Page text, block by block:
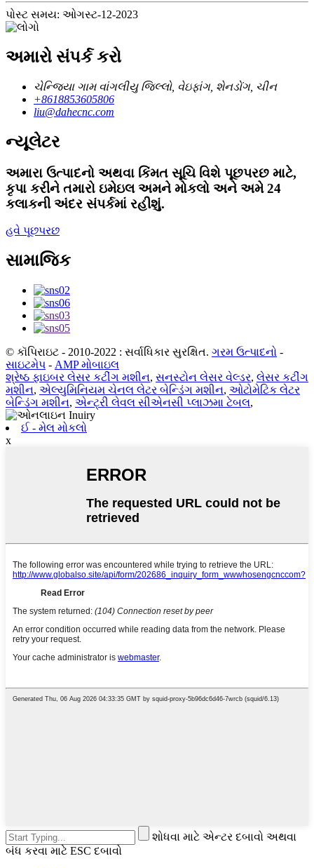
પોસ્ટ સમય: ઓગસ્ટ-12-2023
અમારો સંપર્ક કરો
ચેન્જિયા ગામ વાંગલીયુ જિલ્લો, વેઇફાંગ, શેનડોંગ, ચીન
+8618853605806
liu@dahecnc.com
ન્યૂલેટર
અમારા ઉત્પાદનો અથવા કિંમત સૂચિ વિશે પૂછપરછ માટે,
કૃપા કરીને તમારો ઇમેઇલ અમને મોકલો અને અમે 24
કલાકની અંદર સંપર્કમાં રહીશું.
હવે પૂછપરછ
સામાજિક
© કૉપિરાઇટ - 2010-2022 : સર્વાધિકાર સુરક્ષિત. ગરમ ઉત્પાદનો -
સાઇટમેપ - AMP મોબાઇલ
શ્રેષ્ઠ ફાઇબર લેસર કટીંગ મશીન, સનસ્ટોન લેસર વેલ્ડર, લેસર કટીંગ
મશીન, એલ્યુમિનિયમ ચેનલ લેટર બેન્ડિંગ મશીન, ઓટોમેટિક લેટર
બેન્ડિંગ મશીન, એન્ટ્રી લેવલ સીએનસી પ્લાઝમા ટેબલ,
ઈ - મેલ મોકલો
x
શોધવા માટે એન્ટર દબાવો અથવા
બંધ કરવા માટે ESC દબાવો